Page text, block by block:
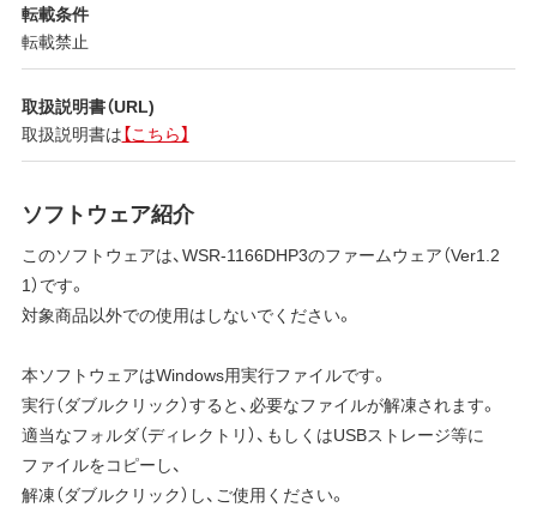
転載条件
転載禁止
取扱説明書（URL)
取扱説明書は【こちら】
ソフトウェア紹介
このソフトウェアは、WSR-1166DHP3のファームウェア（Ver1.2
1）です。
対象商品以外での使用はしないでください。
本ソフトウェアはWindows用実行ファイルです。
実行（ダブルクリック）すると、必要なファイルが解凍されます。
適当なフォルダ（ディレクトリ）、もしくはUSBストレージ等に
ファイルをコピーし、
解凍（ダブルクリック）し、ご使用ください。